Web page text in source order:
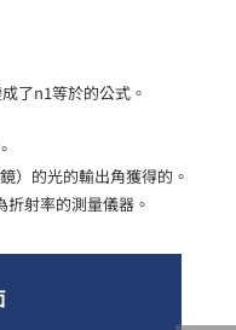
了n1等於的公式。
）的光的輸出角獲得的。
射率的測量儀器。